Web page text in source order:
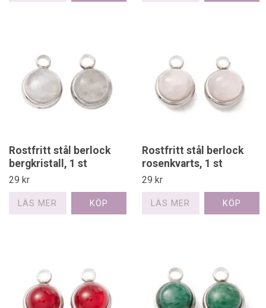
Rostfritt stål berlock
bergkristall, 1 st
29 kr
LÄS MER
Rostfritt stål berlock
rosenkvarts, 1 st
29 kr
LÄS MER